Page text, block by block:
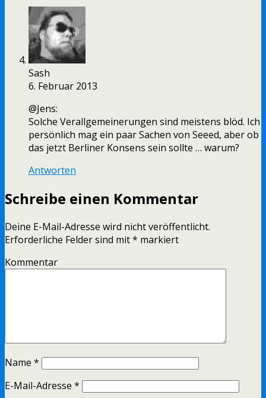
Sash
6. Februar 2013
@Jens:
Solche Verallgemeinerungen sind meistens blöd. Ich
persönlich mag ein paar Sachen von Seeed, aber ob
das jetzt Berliner Konsens sein sollte … warum?
Antworten
Schreibe einen Kommentar
Deine E-Mail-Adresse wird nicht veröffentlicht.
Erforderliche Felder sind mit* markiert
Kommentar
Name *
E-Mail-Adresse *